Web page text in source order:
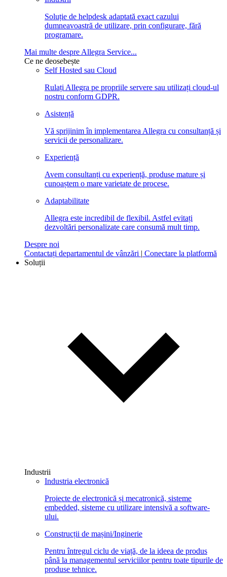
Soluție de helpdesk adaptată exact cazului
dumneavoastră de utilizare, prin configurare, fără
programare.
Mai multe despre Allegra Service...
Ce ne deosebește
Self Hosted sau Cloud
Rulați Allegra pe propriile servere sau utilizați cloud-ul
nostru conform GDPR.
Asistență
Vă sprijinim în implementarea Allegra cu consultanță și
servicii de personalizare.
Experiență
Avem consultanți cu experiență, produse mature și
cunoaștem o mare varietate de procese.
Adaptabilitate
Allegra este incredibil de flexibil. Astfel evitați
dezvoltări personalizate care consumă mult timp.
Despre noi
Contactați departamentul de vânzări | Conectare la platformă
Soluții
Industrii
Industria electronică
Proiecte de electronică și mecatronică, sisteme
embedded, sisteme cu utilizare intensivă a software-
ului.
Construcții de mașini/Inginerie
Pentru întregul ciclu de viață, de la ideea de produs
până la managementul serviciilor pentru toate tipurile de
produse tehnice.